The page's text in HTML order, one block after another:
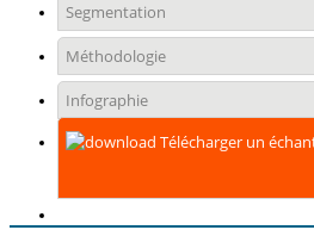
Segmentation
Méthodologie
Infographie
Télécharger un